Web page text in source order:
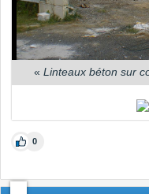
« Linteaux béton sur
0